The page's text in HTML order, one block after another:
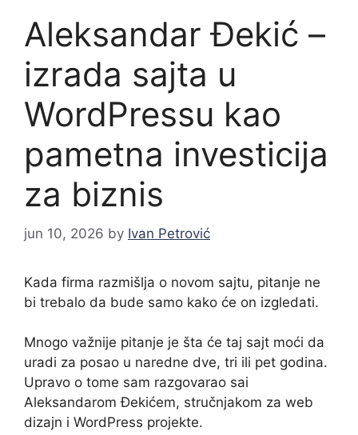
Aleksandar Đekić –
izrada sajta u
WordPressu kao
pametna investicija
za biznis
jun 10, 2026 by Ivan Petrović
Kada firma razmišlja o novom sajtu, pitanje ne
bi trebalo da bude samo kako će on izgledati.
Mnogo važnije pitanje je šta će taj sajt moći da
uradi za posao u naredne dve, tri ili pet godina.
Upravo o tome sam razgovarao sai
Aleksandarom Đekićem, stručnjakom za web
dizajn i WordPress projekte.